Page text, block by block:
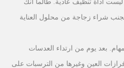
أداة تنظيف عادية. طالما أنك
شراء زجاجة من محلول العناية
بعد يوم من ارتداء العدسات
العين وغيرها من الترسبات على